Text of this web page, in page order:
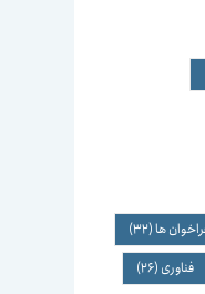
ها(32)
فناوری (26)